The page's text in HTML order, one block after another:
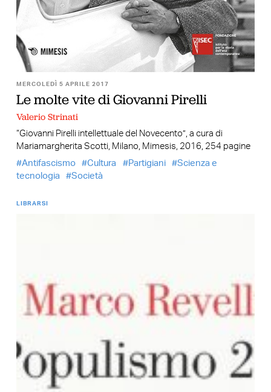
MERCOLEDÌ 5 APRILE 2017
Le molte vite di Giovanni Pirelli
Valerio Strinati
“Giovanni Pirelli intellettuale del Novecento”, a cura di
Mariamargherita Scotti, Milano, Mimesis, 2016, 254 pagine
Antifascismo
Cultura Partigiani
Scienza e
tecnologia
Società
LIBRARSI